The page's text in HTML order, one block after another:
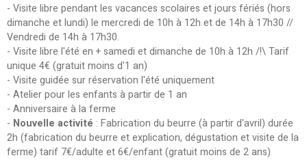
- Visite libre pendant les vacances scolaires et jours fériés (hors
dimanche et lundi) le mercredi de 10h à 12h et de 14h à 17h30 //
Vendredi de 14h à 17h30.
- Visite libre l'été en + samedi et dimanche de 10h à 12h /!\ Tarif
unique 4€ (gratuit moins d'1 an)
- Visite guidée sur réservation l'été uniquement
- Atelier pour les enfants à partir de 1 an
- Anniversaire à la ferme
- Nouvelle activité : Fabrication du beurre (à partir d'avril) durée
2h (fabrication du beurre et explication, dégustation et visite de la
ferme) tarif 7€/adulte et 6€/enfant (gratuit moins de 2 ans)